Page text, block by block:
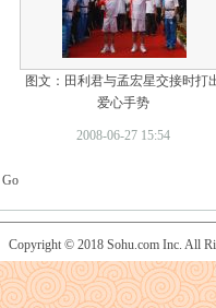
图文：田利君与孟宏星交接时打
爱心手势
2008-06-27 15:54
Go
Copyright © 2018 Sohu.com Inc. All